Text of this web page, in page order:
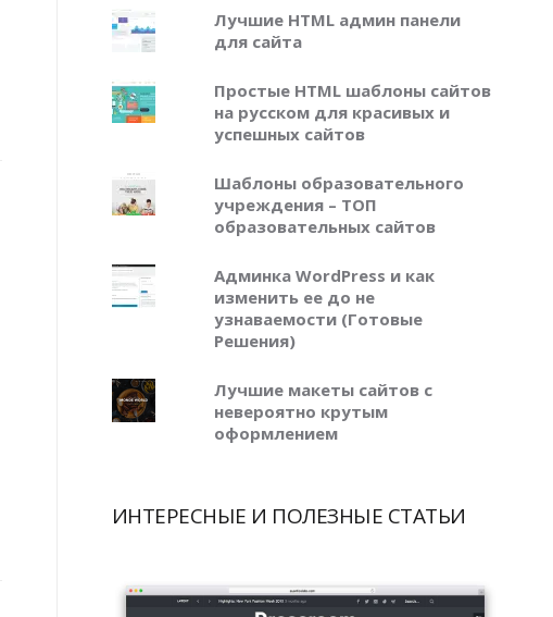
Лучшие HTML админ панели
для сайта
Простые HTML шаблоны сайтов
на русском для красивых и
успешных сайтов
Шаблоны образовательного
учреждения – ТОП
образовательных сайтов
Админка WordPress и как
изменить ее до не
узнаваемости (Готовые
Решения)
Лучшие макеты сайтов с
невероятно крутым
оформлением
ИНТЕРЕСНЫЕ И ПОЛЕЗНЫЕ СТАТЬИ